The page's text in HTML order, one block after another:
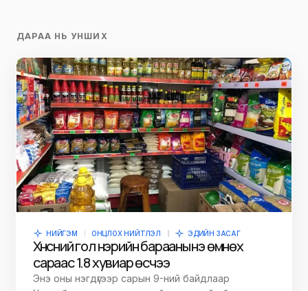
ДАРАА НЬ УНШИХ
НИЙГЭМ ОНЦЛОХ НИЙТЛЭЛ ЭДИЙН ЗАСАГ
Хүнсний гол нэрийн барааны үнэ өмнөх
сараас 1.8 хувиар өсчээ
Энэ оны нэгдүгээр сарын 9-ний байдлаар